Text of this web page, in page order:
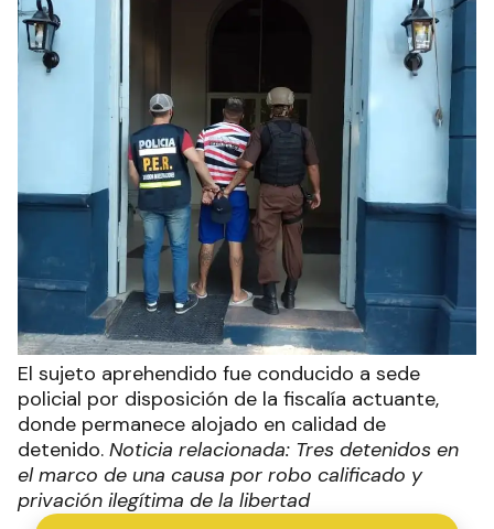
El sujeto aprehendido fue conducido a sede
policial por disposición de la fiscalía actuante,
donde permanece alojado en calidad de
detenido. Noticia relacionada: Tres detenidos en
el marco de una causa por robo calificado y
privación ilegítima de la libertad